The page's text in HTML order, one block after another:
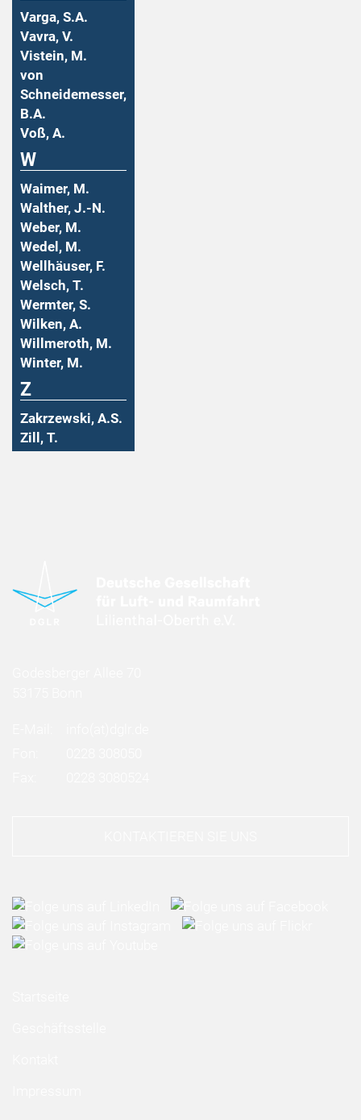
Varga, S.A.
Vavra, V.
Vistein, M.
von
Schneidemesser,
B.A.
Voß, A.
W
Waimer, M.
Walther, J.-N.
Weber, M.
Wedel, M.
Wellhäuser, F.
Welsch, T.
Wermter, S.
Wilken, A.
Willmeroth, M.
Winter, M.
Z
Zakrzewski, A.S.
Zill, T.